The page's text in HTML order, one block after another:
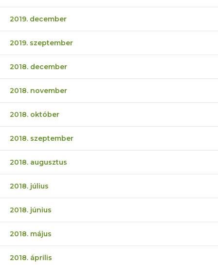
2019. december
2019. szeptember
2018. december
2018. november
2018. október
2018. szeptember
2018. augusztus
2018. július
2018. június
2018. május
2018. április